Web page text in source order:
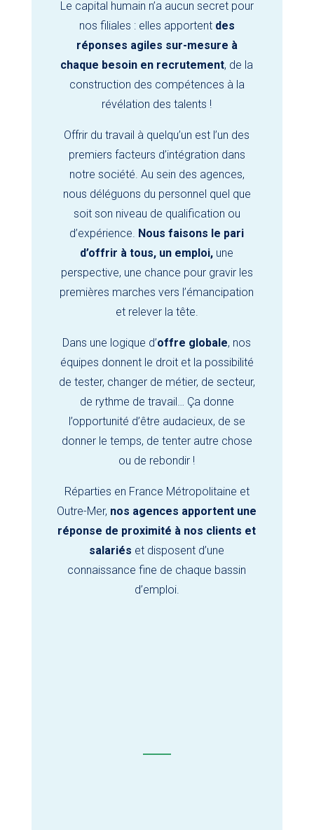
Le capital humain n’a aucun secret pour
nos filiales : elles apportent des
réponses agiles sur-mesure à
chaque besoin en recrutement, de la
construction des compétences à la
révélation des talents !
Offrir du travail à quelqu’un est l’un des
premiers facteurs d’intégration dans
notre société. Au sein des agences,
nous déléguons du personnel quel que
soit son niveau de qualification ou
d’expérience. Nous faisons le pari
d’offrir à tous, un emploi, une
perspective, une chance pour gravir les
premières marches vers l’émancipation
et relever la tête.
Dans une logique d’offre globale, nos
équipes donnent le droit et la possibilité
de tester, changer de métier, de secteur,
de rythme de travail… Ça donne
l’opportunité d’être audacieux, de se
donner le temps, de tenter autre chose
ou de rebondir !
Réparties en France Métropolitaine et
Outre-Mer, nos agences apportent une
réponse de proximité à nos clients et
salariés et disposent d’une
connaissance fine de chaque bassin
d’emploi.